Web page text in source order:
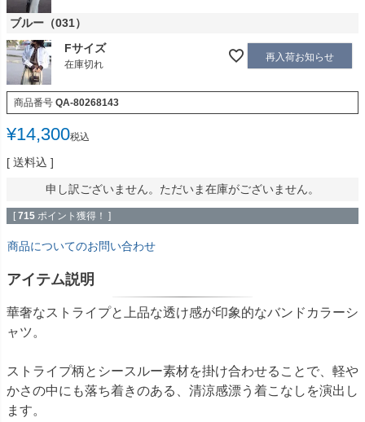
ブルー（031）
Fサイズ
在庫切れ
再入荷お知らせ
商品番号 QA-80268143
¥14,300税込
送料込
申し訳ございません。ただいま在庫がございません。
[ 715 ポイント獲得！ ]
商品についてのお問い合わせ
アイテム説明
華奢なストライプと上品な透け感が印象的なバンドカラーシ
ャツ。
ストライプ柄とシースルー素材を掛け合わせることで、軽や
かさの中にも落ち着きのある、清涼感漂う着こなしを演出し
ます。